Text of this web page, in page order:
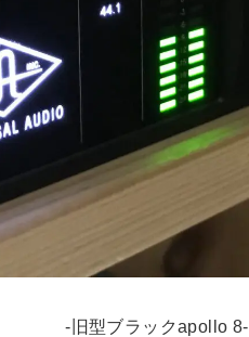
-旧型ブラックapollo 8-